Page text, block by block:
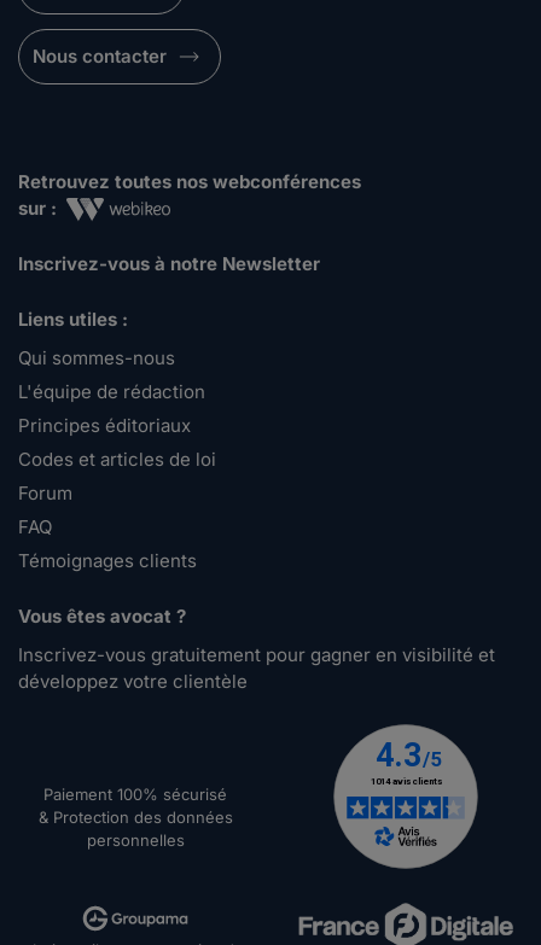
Nous contacter
Retrouvez toutes nos webconférences
sur :
Inscrivez-vous à notre Newsletter
Liens utiles :
Qui sommes-nous
L'équipe de rédaction
Principes éditoriaux
Codes et articles de loi
Forum
FAQ
Témoignages clients
Vous êtes avocat ?
Inscrivez-vous gratuitement pour gagner en visibilité et
développez votre clientèle
Paiement 100% sécurisé
& Protection des données
personnelles